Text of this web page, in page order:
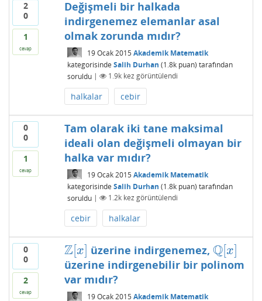
2
0
1
cevap
Değişmeli bir halkada
indirgenemez elemanlar asal
olmak zorunda mıdır?
19 Ocak 2015 Akademik Matematik
kategorisinde Salih Durhan (1.8kpuan) tarafından
soruldu | 1.9kkez görüntülendi
halkalar cebir
0
0
1
cevap
Tam olarak iki tane maksimal
ideali olan değişmeli olmayan bir
halka var mıdır?
19 Ocak 2015 Akademik Matematik
kategorisinde Salih Durhan (1.8kpuan) tarafından
soruldu | 1.2kkez görüntülendi
cebir halkalar
0
0
2
cevap
Z[x]
Z[ x] üzerine indirgenemez, Q[x]
Q[ x]
üzerine indirgenebilir bir polinom
var mıdır?
19 Ocak 2015 Akademik Matematik